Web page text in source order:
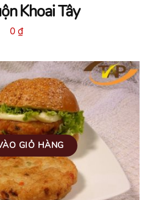
Khoai Tây
0 ₫
GIỎ HÀNG